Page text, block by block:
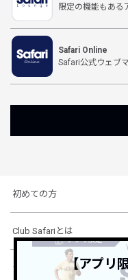
限定の機能もある
Safari Online
Safari公式ウェブ
初めての方
Club Safariとは
ショッピングガイド【アプリ